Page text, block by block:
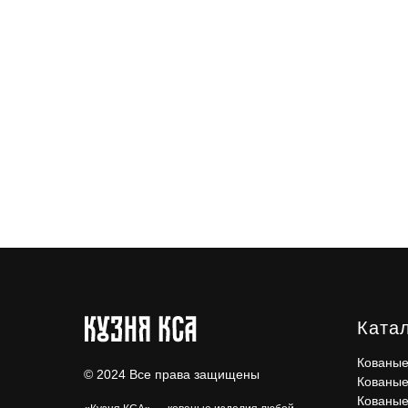
© 2024 Все права защищены